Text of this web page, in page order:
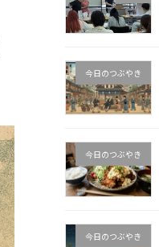
今日のつぶやき
今日のつぶやき
今日のつぶやき